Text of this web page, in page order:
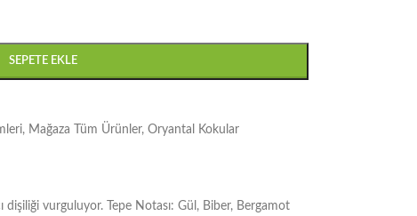
SEPETE EKLE
, Mağaza Tüm Ürünler, Oryantal Kokular
vurguluyor. Tepe Notası: Gül, Biber, Bergamot